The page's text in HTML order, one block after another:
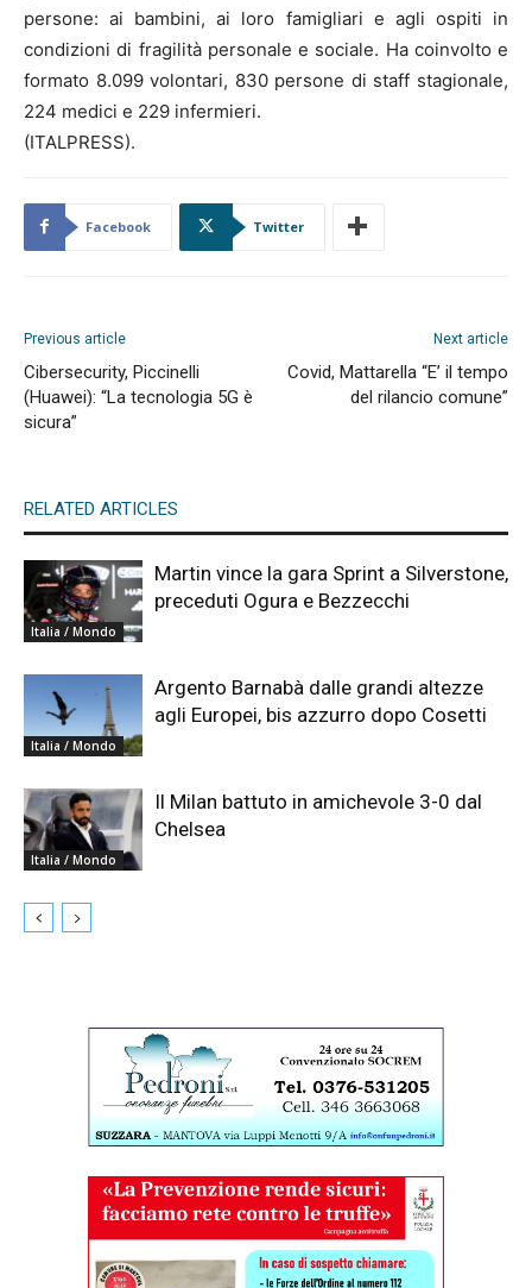
persone: ai bambini, ai loro famigliari e agli ospiti in
condizioni di fragilità personale e sociale. Ha coinvolto e
formato 8.099 volontari, 830 persone di staff stagionale,
224 medici e 229 infermieri.
(ITALPRESS).
Facebook Twitter
Previous article
Cibersecurity, Piccinelli
(Huawei): “La tecnologia 5G è
sicura”
Next article
Covid, Mattarella “E’ il tempo
del rilancio comune”
RELATED ARTICLES
Italia / Mondo
Martin vince la gara Sprint a Silverstone,
preceduti Ogura e Bezzecchi
Italia / Mondo
Argento Barnabà dalle grandi altezze
agli Europei, bis azzurro dopo Cosetti
Italia / Mondo
Il Milan battuto in amichevole 3-0 dal
Chelsea